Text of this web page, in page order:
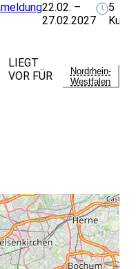
22.02. –
27.02.2027
5
LIEGT
VOR FÜR
Nordrhein-
Westfalen